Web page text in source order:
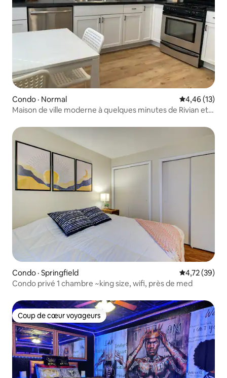
Condo · Normal Note
4,46 (13)
Maison de ville moderne à quelques minutes de Rivian et
Condo · Springfield Note
4,72 (39)
Condo privé 1 chambre ~king size, wifi, près de med
Coup de cœur voyageurs
Coup de cœur voyageurs